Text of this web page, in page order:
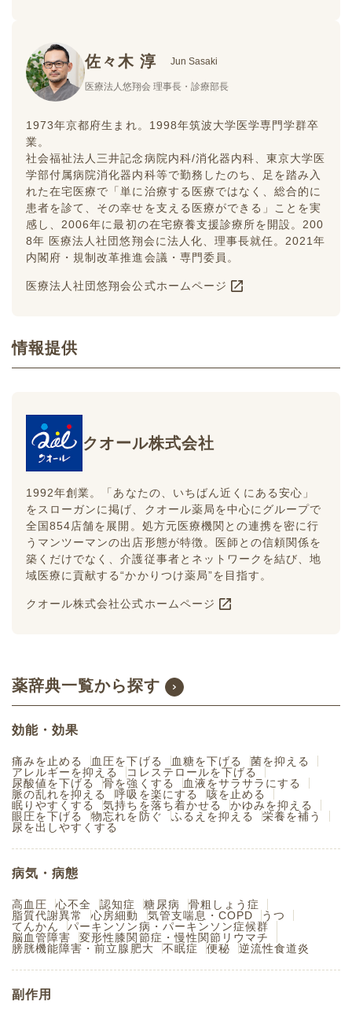
佐々木 淳 Jun Sasaki
医療法人悠翔会 理事長・診療部長
1973年京都府生まれ。1998年筑波大学医学専門学群卒
業。
社会福祉法人三井記念病院内科/消化器内科、東京大学医
学部付属病院消化器内科等で勤務したのち、足を踏み入
れた在宅医療で「単に治療する医療ではなく、総合的に
患者を診て、その幸せを支える医療ができる」ことを実
感し、2006年に最初の在宅療養支援診療所を開設。200
8年 医療法人社団悠翔会に法人化、理事長就任。2021年
内閣府・規制改革推進会議・専門委員。
医療法人社団悠翔会公式ホームページ
情報提供
クオール株式会社
1992年創業。「あなたの、いちばん近くにある安心」
をスローガンに掲げ、クオール薬局を中心にグループで
全国854店舗を展開。処方元医療機関との連携を密に行
うマンツーマンの出店形態が特徴。医師との信頼関係を
築くだけでなく、介護従事者とネットワークを結び、地
域医療に貢献する“かかりつけ薬局”を目指す。
クオール株式会社公式ホームページ
薬辞典一覧から探す
効能・効果
痛みを止める 血圧を下げる 血糖を下げる
菌を抑える
アレルギーを抑える
コレステロールを下げる
尿酸値を下げる
骨を強くする
血液をサラサラにする
脈の乱れを抑える
呼吸を楽にする
咳を止める
眠りやすくする
気持ちを落ち着かせる
かゆみを抑える
眼圧を下げる
物忘れを防ぐ ふるえを抑える
栄養を補う
尿を出しやすくする
病気・病態
高血圧 心不全 認知症 糖尿病
骨粗しょう症
脂質代謝異常
心房細動 気管支喘息・COPD
うつ
てんかん
パーキンソン病・パーキンソン症候群
脳血管障害
変形性膝関節症・慢性関節リウマチ
膀胱機能障害・前立腺肥大
不眠症 便秘 逆流性食道炎
副作用